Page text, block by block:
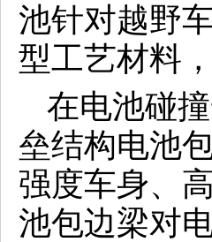
池针对越野
型工艺材料
在电池碰
垒结构电池
强度车身、
池包边梁对